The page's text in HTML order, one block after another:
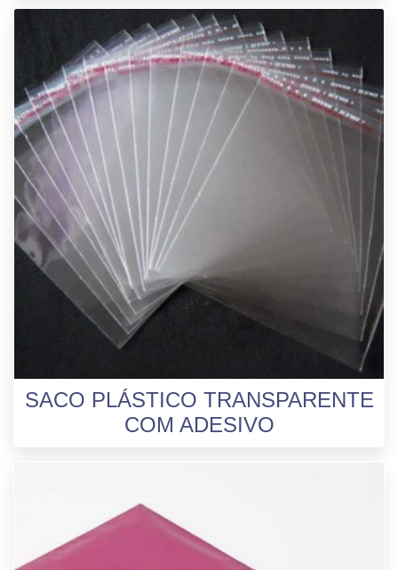
SACO PLÁSTICO TRANSPARENTE
COM ADESIVO